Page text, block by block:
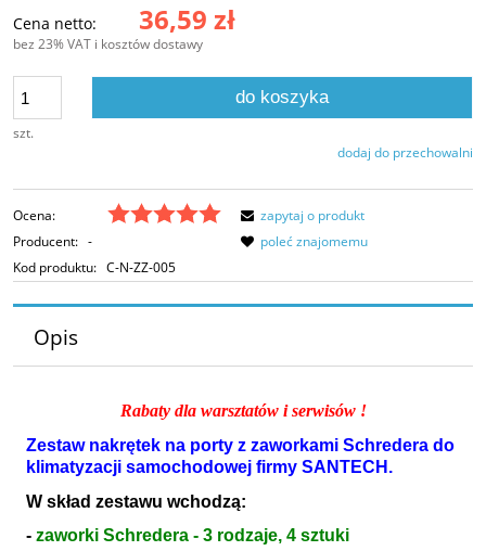
Cena netto: 36,59 zł
bez 23% VAT i kosztów dostawy
szt.
do koszyka
dodaj do przechowalni
Ocena:
Producent: -
Kod produktu: C-N-ZZ-005
zapytaj o produkt
poleć znajomemu
Opis
Rabaty dla warsztatów i serwisów !
Zestaw nakrętek na porty z zaworkami Schredera do
klimatyzacji samochodowej firmy SANTECH.
W skład zestawu wchodzą:
- zaworki Schredera - 3 rodzaje, 4 sztuki